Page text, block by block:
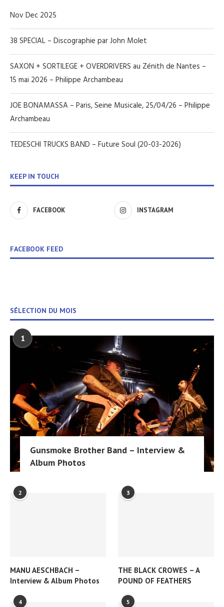
Nov Dec 2025
38 SPECIAL – Discographie par John Molet
SAXON + SORTILEGE + OVERDRIVERS au Zénith de Nantes –
15 mai 2026 – Philippe Archambeau
JOE BONAMASSA – Paris, Seine Musicale, 25/04/26 – Philippe
Archambeau
TEDESCHI TRUCKS BAND – Future Soul (20-03-2026)
KEEP IN TOUCH
FACEBOOK INSTAGRAM
FACEBOOK FEED
SÉLECTION DU MOIS
1
Gunsmoke Brother Band – Interview &
Album Photos
2
MANU AESCHBACH –
Interview & Album Photos
3
THE BLACK CROWES – A
POUND OF FEATHERS
4 5